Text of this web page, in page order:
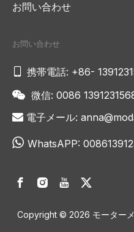
お問い合わせ
お問い合わせ
 携帯電話: +86-
 微信: 0086
 電子メール:
 WhatsAPP:
Copyright © 2026 モーター